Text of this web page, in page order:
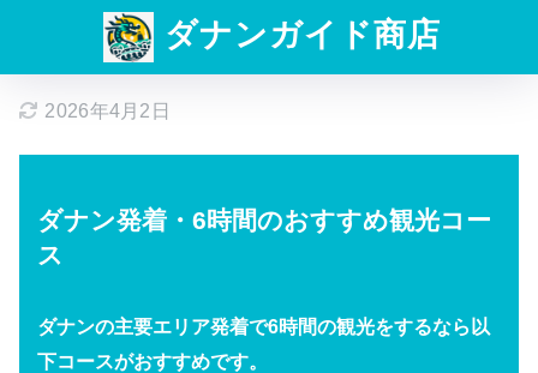
ダナンガイド商店
2026年4月2日
ダナン発着・6時間のおすすめ観光コー
ス
ダナンの主要エリア発着で6時間の観光をするなら以
下コースがおすすめです。